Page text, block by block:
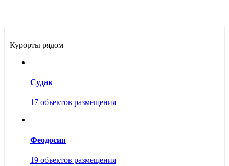
Курорты рядом
Судак
17 объектов размещения
Феодосия
19 объектов размещения